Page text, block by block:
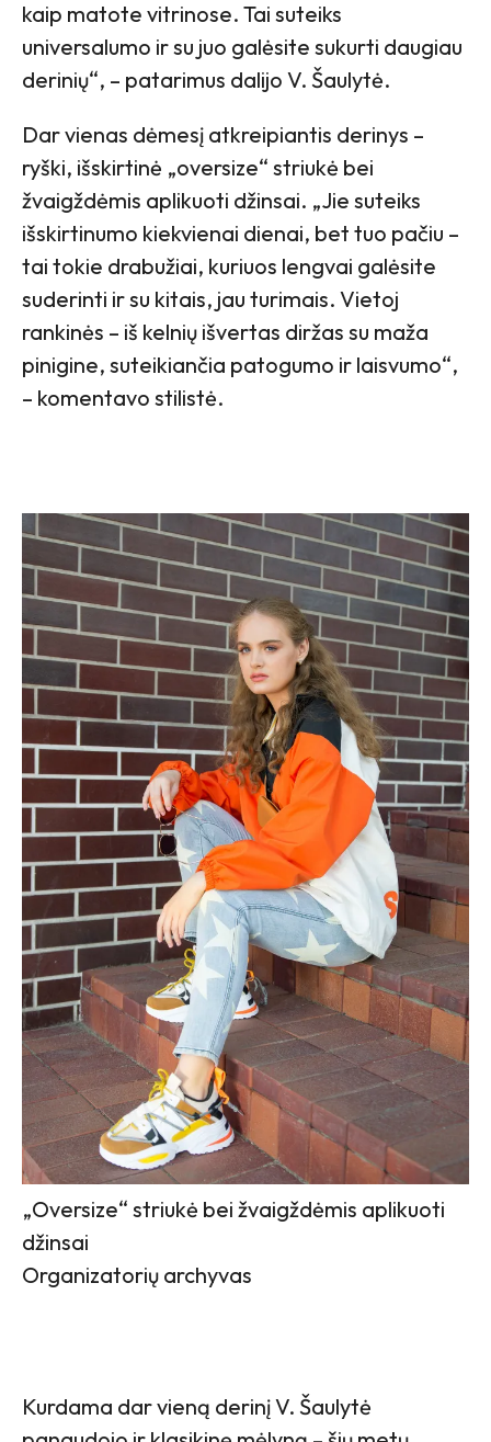
kaip matote vitrinose. Tai suteiks
universalumo ir su juo galėsite sukurti daugiau
derinių“, – patarimus dalijo V. Šaulytė.
Dar vienas dėmesį atkreipiantis derinys –
ryški, išskirtinė „oversize“ striukė bei
žvaigždėmis aplikuoti džinsai. „Jie suteiks
išskirtinumo kiekvienai dienai, bet tuo pačiu –
tai tokie drabužiai, kuriuos lengvai galėsite
suderinti ir su kitais, jau turimais. Vietoj
rankinės – iš kelnių išvertas diržas su maža
pinigine, suteikiančia patogumo ir laisvumo“,
– komentavo stilistė.
„Oversize“ striukė bei žvaigždėmis aplikuoti
džinsai
Organizatorių archyvas
Kurdama dar vieną derinį V. Šaulytė